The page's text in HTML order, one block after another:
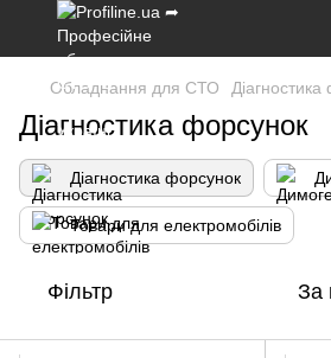
Обладнання для СТО
Діагностика форсунок
Діагностика форсунок
Товари для електромобілів
Фільтр За